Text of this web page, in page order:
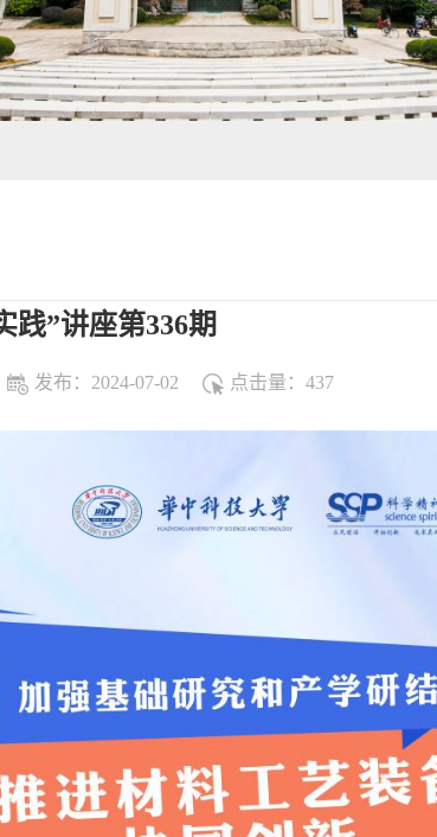
践”讲座第336期
发布：2024-07-02 点击量： 437